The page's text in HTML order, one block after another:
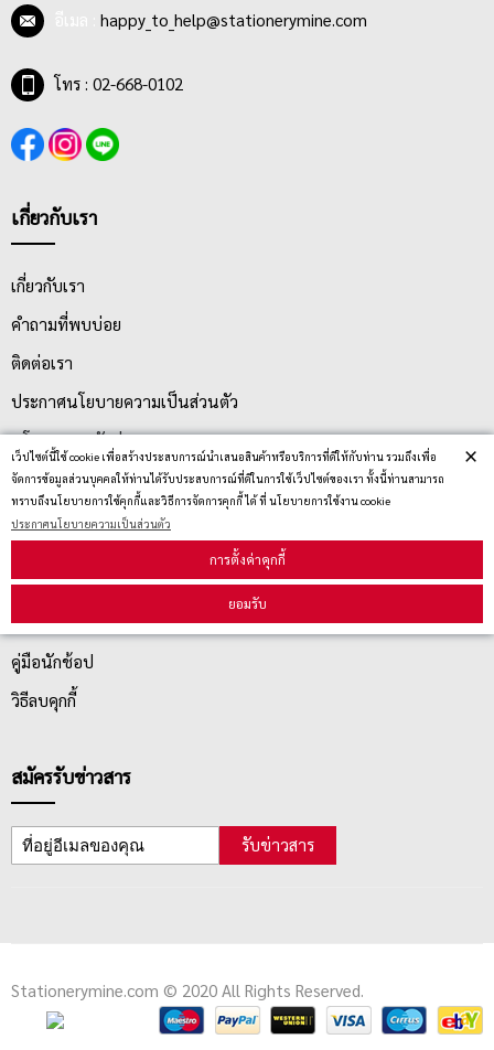
เว็ปไซต์นี้ใช้ cookie เพื่อสร้างประสบการณ์นำเสนอสินค้าหรือบริการที่ดีให้กับท่าน รวมถึงเพื่อ
จัดการข้อมูลส่วนบุคคลให้ท่านได้รับประสบการณ์ที่ดีในการใช้เว็ปไซต์ของเรา ทั้งนี้ท่านสามารถ
ทราบถึงนโยบายการใช้คุกกี้และวิธีการจัดการคุกกี้ ได้ ที่ นโยบายการใช้งาน cookie
ประกาศนโยบายความเป็นส่วนตัว
การตั้งค่าคุกกี้
ยอมรับ
×
happy_to_help@stationerymine.com
โทร : 02-668-0102
เกี่ยวกับเรา
เกี่ยวกับเรา
คำถามที่พบบ่อย
ติดต่อเรา
ประกาศนโยบายความเป็นส่วนตัว
นโยบายการจัดส่ง
นโยบายการเปลี่ยน/คืน สินค้า
ตรวจสอบสถานะสินค้า
คู่มือนักช้อป
วิธีลบคุกกี้
สมัครรับข่าวสาร
รับข่าวสาร
Stationerymine.com © 2020 All Rights Reserved.